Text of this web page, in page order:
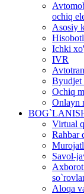
ochiq
Asosiy
Ichki
IVR
Byudjet
Ochiq
Onlayn
Virtual
Rahbar
Savol-
Aloqa